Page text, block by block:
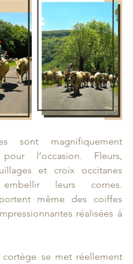
sont magnifiquement
l’occasion. Fleurs,
et croix occitanes
leurs cornes.
même des coiffes
réalisées à
cortège se met réellement